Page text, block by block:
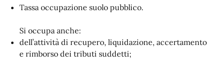
Tassa occupazione suolo pubblico.
Si occupa anche:
dell’attività di recupero, liquidazione, accertamento
e rimborso dei tributi suddetti;